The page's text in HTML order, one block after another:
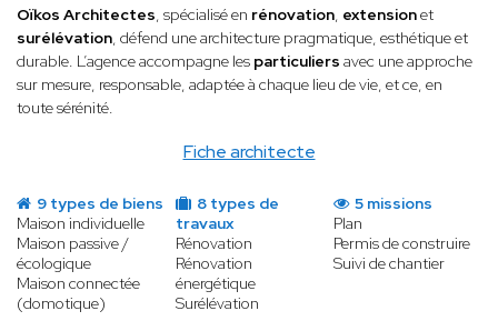
Fiche architecte
Oïkos Architectes, spécialisé en rénovation, extensionet
surélévation, défend une architecture pragmatique, esthétique et
durable. L’agence accompagne les particuliers avec une approche
sur mesure, responsable, adaptée à chaque lieu de vie, et ce, en
toute sérénité.
9 types de biens
Maison individuelle
Maison passive /
écologique
Maison connectée
(domotique)
8 types de
travaux
Rénovation
Rénovation
énergétique
Surélévation
5 missions
Plan
Permis de construire
Suivi de chantier